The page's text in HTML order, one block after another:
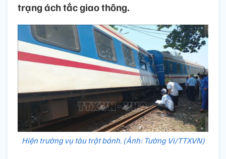
trạng ách tắc giao thông.
Hiện trường vụ tàu trật bánh. (Ảnh: Tường Vi/TTXVN)